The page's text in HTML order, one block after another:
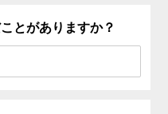
とがありますか？